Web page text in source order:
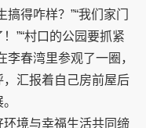
得咋样？”“我们家门
”“村口的公园要抓紧
春湾里参观了一圈，
汇报着自己房前屋后
境与幸福生活共同缔